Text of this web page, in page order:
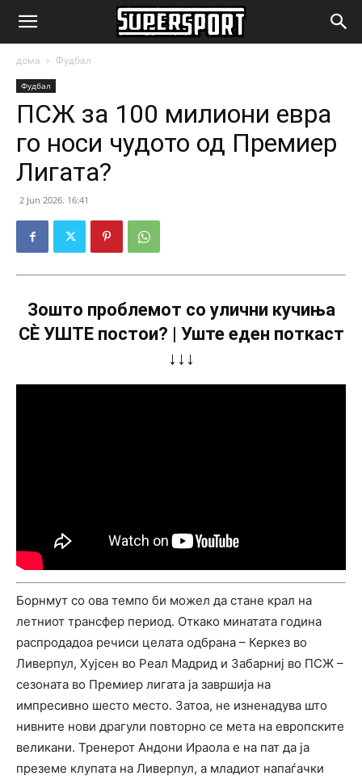
SuperSport.mk
дома Фудбал
Фудбал
ПСЖ за 100 милиони евра
го носи чудото од Премиер
Лигата?
2 Jun 2026. 16:41
Зошто проблемот со улични кучиња
СÈ УШТЕ постои? | Уште еден поткаст
↓↓↓
Борнмут со ова темпо би можел да стане крал на
летниот трансфер период. Откако минатата година
распродадоа речиси целата одбрана – Керкез во
Ливерпул, Хујсен во Реал Мадрид и Забарниј во ПСЖ –
сезоната во Премиер лигата ја завршија на
импресивно шесто место. Затоа, не изненадува што
нивните нови драгули повторно се мета на европските
великани. Тренерот Андони Ираола е на пат да ја
преземе клупата на Ливерпул, а младиот напаѓачки